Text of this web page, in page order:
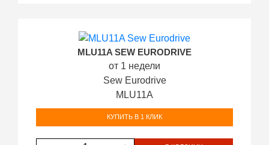
MLU11A SEW EURODRIVE
от 1 недели
Sew Eurodrive
MLU11A
КУПИТЬ В 1 КЛИК